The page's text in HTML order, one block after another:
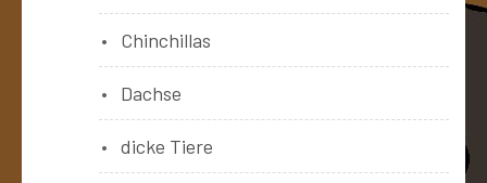
Chinchillas
Dachse
dicke Tiere